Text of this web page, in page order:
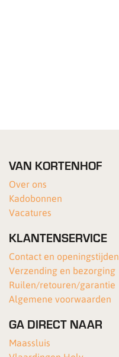
VAN KORTENHOF
Over ons
Kadobonnen
Vacatures
KLANTENSERVICE
Contact en openingstijden
Verzending en bezorging
Ruilen/retouren/garantie
Algemene voorwaarden
GA DIRECT NAAR
Maassluis